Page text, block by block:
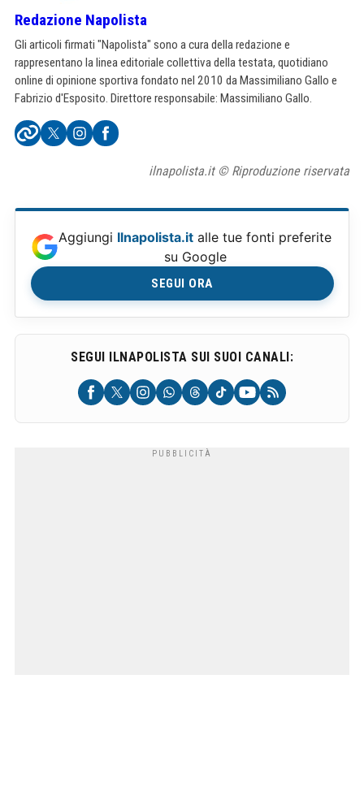
Redazione Napolista
Gli articoli firmati "Napolista" sono a cura della redazione e
rappresentano la linea editoriale collettiva della testata, quotidiano
online di opinione sportiva fondato nel 2010 da Massimiliano Gallo e
Fabrizio d'Esposito. Direttore responsabile: Massimiliano Gallo.
ilnapolista.it © Riproduzione riservata
Aggiungi Ilnapolista.it alle tue fonti preferite
su Google
SEGUI ORA
SEGUI ILNAPOLISTA SUI SUOI CANALI: